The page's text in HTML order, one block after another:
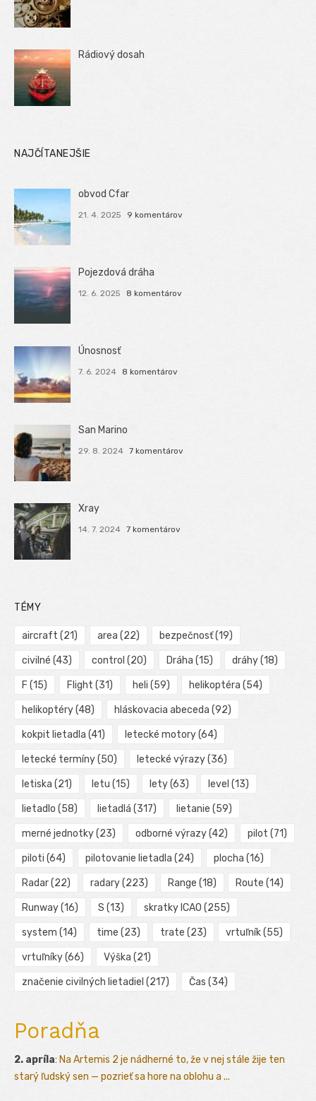
Rádiový dosah
NAJČÍTANEJŠIE
obvod Cfar
21. 4. 2025 9 komentárov
Pojezdová dráha
12. 6. 2025 8 komentárov
Únosnosť
7. 6. 2024 8 komentárov
San Marino
29. 8. 2024 7 komentárov
Xray
14. 7. 2024 7 komentárov
TÉMY
aircraft (21) area (22) bezpečnosť(19)
civilné (43) control (20) Dráha (15) dráhy(18)
F (15) Flight (31) heli (59) helikoptéra (54)
helikoptéry(48) hláskovacia abeceda (92)
kokpit lietadla (41) letecké motory(64)
letecké termíny(50) letecké výrazy(36)
letiska (21) letu (15) lety(63) level (13)
lietadlo (58) lietadlá (317) lietanie (59)
merné jednotky(23) odborné výrazy(42) pilot (71)
piloti (64) pilotovanie lietadla (24) plocha (16)
Radar(22) radary(223) Range (18) Route (14)
Runway(16) S (13) skratky ICAO (255)
system (14) time (23) trate (23) vrtuľník(55)
vrtuľníky(66) Výška (21)
značenie civilných lietadiel (217) Čas (34)
Poradňa
2. apríla: Na Artemis 2 je nádherné to, že v nej stále žije ten
starý ľudský sen — pozrieť sa hore na oblohu a ...